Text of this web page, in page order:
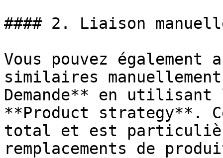
#### 2. Liaison
Vous pouvez
similaires
Demande** en
**Product strategy**.
total et est
remplacements de